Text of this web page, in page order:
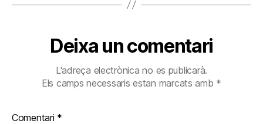
Deixa un comentari
L'adreça electrònica no es publicarà.
Els camps necessaris estan marcats amb *
Comentari *